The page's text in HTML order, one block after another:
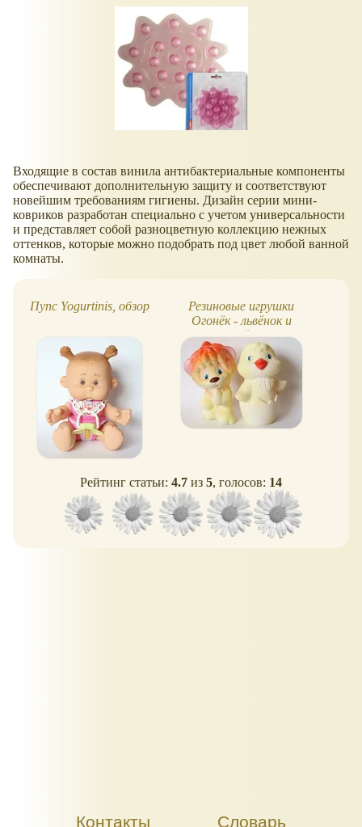
Входящие в состав винила антибактериальные компоненты
обеспечивают дополнительную защиту и соответствуют
новейшим требованиям гигиены. Дизайн серии мини-
ковриков разработан специально с учетом универсальности
и представляет собой разноцветную коллекцию нежных
оттенков, которые можно подобрать под цвет любой ванной
комнаты.
Пупс Yogurtinis, обзор
Резиновые игрушки
Огонёк - львёнок и
цыплёнок
Рейтинг статьи: 4.7 из 5, голосов: 14
Контакты Словарь